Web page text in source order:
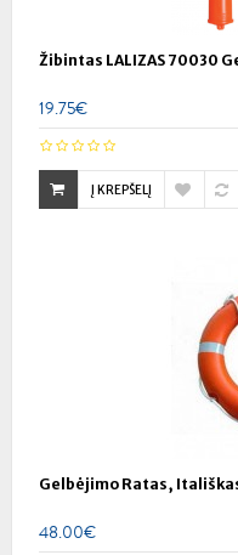
Žibintas LALIZAS 70030
19.75€
Į KREPŠELĮ
Gelbėjimo Ratas,
48.00€